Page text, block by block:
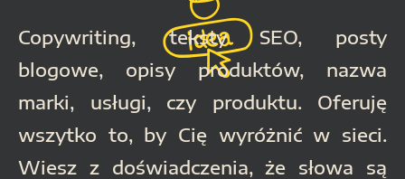
Copywriting, teksty SEO, posty
blogowe, opisy produktów, nazwa
marki, usługi, czy produktu.
Oferuję
wszytko to, by Cię wyróżnić w sieci.
Wiesz z doświadczenia, że słowa są